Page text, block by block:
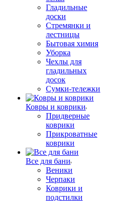
Гладильные
доски
Стремянки и
лестницы
Бытовая химия
Уборка
Чехлы для
гладильных
досок
Сумки-тележки
Ковры и коврики
Придверные
коврики
Прикроватные
коврики
Все для бани
Веники
Черпаки
Коврики и
подстилки